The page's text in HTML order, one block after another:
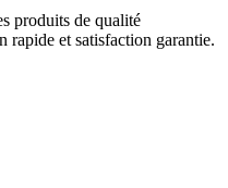
produits de qualité
rapide et satisfaction garantie.